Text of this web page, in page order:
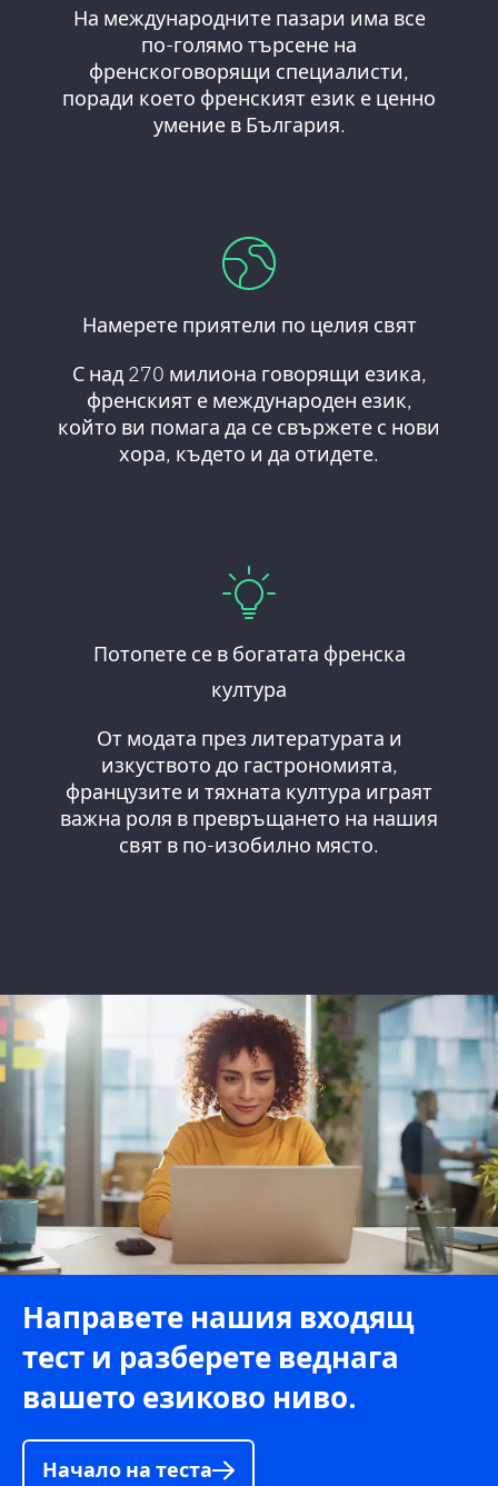
На международните пазари има все
по-голямо търсене на
френскоговорящи специалисти,
поради което френският език е ценно
умение в България.
Намерете приятели по целия свят
С над 270 милиона говорящи езика,
френският е международен език,
който ви помага да се свържете с нови
хора, където и да отидете.
Потопете се в богатата френска
култура
От модата през литературата и
изкуството до гастрономията,
французите и тяхната култура играят
важна роля в превръщането на нашия
свят в по-изобилно място.
Направете нашия входящ
тест и разберете веднага
вашето езиково ниво.
Начало на теста